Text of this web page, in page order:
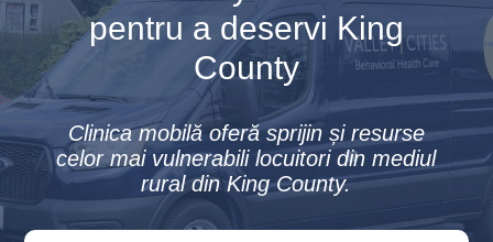
pentru a deservi King
County
Clinica mobilă oferă sprijin și resurse
celor mai vulnerabili locuitori din mediul
rural din King County.